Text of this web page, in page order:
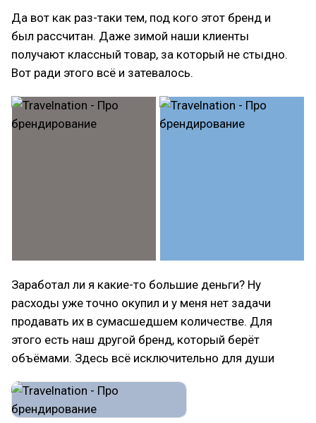
Да вот как раз-таки тем, под кого этот бренд и
был рассчитан. Даже зимой наши клиенты
получают классный товар, за который не стыдно.
Вот ради этого всё и затевалось.
Заработал ли я какие-то большие деньги? Ну
расходы уже точно окупил и у меня нет задачи
продавать их в сумасшедшем количестве. Для
этого есть наш другой бренд, который берёт
объёмами. Здесь всё исключительно для души